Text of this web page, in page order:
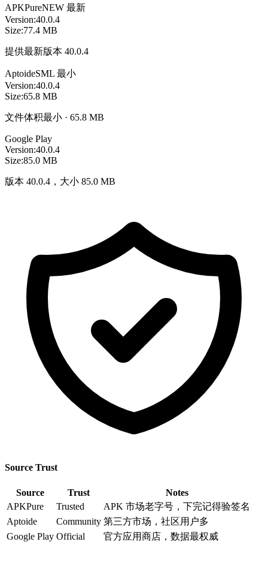
APKPureNEW 最新
Version:40.0.4
Size:77.4 MB
提供最新版本 40.0.4
AptoideSML 最小
Version:40.0.4
Size:65.8 MB
文件体积最小 · 65.8 MB
Google Play
Version:40.0.4
Size:85.0 MB
版本 40.0.4，大小 85.0 MB
Source Trust
Source Trust
Notes
APKPure
Trusted
APK 市场老字号，下完记得验签名
Aptoide
Community 第三方市场，社区用户多
Google Play Official 官方应用商店，数据最权威